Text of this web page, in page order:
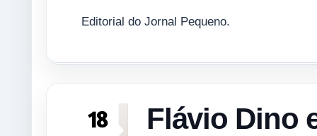
Editorial do Jornal Pequeno.
18 Flávio Dino